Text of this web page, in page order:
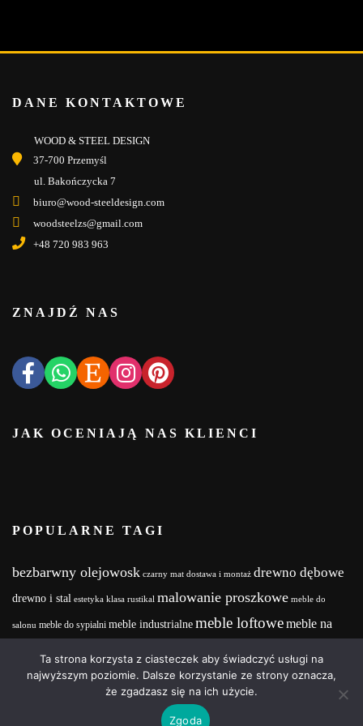
DANE KONTAKTOWE
WOOD & STEEL DESIGN
37-700 Przemyśl
ul. Bakończycka 7
biuro@wood-steeldesign.com
woodsteelzs@gmail.com
+48 720 983 963
ZNAJDŹ NAS
JAK OCENIAJĄ NAS KLIENCI
POPULARNE TAGI
bezbarwny olejowosk czarny mat dostawa i montaż drewno dębowe
drewno i stal estetyka klasa rustikal malowanie proszkowe meble do
salonu meble do sypialni meble industrialne meble loftowemeble na
Olejowosk realizacja projektu stalowe nogi wood and steel
Copyright © 2025 | Powered by Wood&Steel Design
Ta strona korzysta z ciasteczek aby świadczyć usługi na
najwyższym poziomie. Dalsze korzystanie ze strony oznacza,
że zgadzasz się na ich użycie.
Zgoda